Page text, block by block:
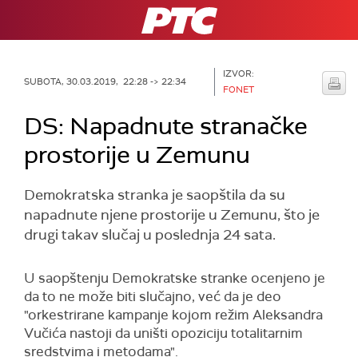
RTS
SUBOTA, 30.03.2019, 22:28 -> 22:34
IZVOR:
FONET
DS: Napadnute stranačke
prostorije u Zemunu
Demokratska stranka je saopštila da su
napadnute njene prostorije u Zemunu, što je
drugi takav slučaj u poslednja 24 sata.
U saopštenju Demokratske stranke ocenjeno je
da to ne može biti slučajno, već da je deo
"orkestrirane kampanje kojom režim Aleksandra
Vučića nastoji da uništi opoziciju totalitarnim
sredstvima i metodama".